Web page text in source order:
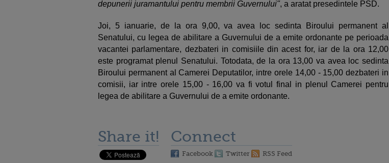
depunerii juramantului pentru membrii Guvernului", a aratat presedintele PSD.
Joi, 5 ianuarie, de la ora 9,00, va avea loc sedinta Biroului permanent al
Senatului, cu legea de abilitare a Guvernului de a emite ordonante pe perioada
vacantei parlamentare, dezbateri in comisiile din acest for, iar de la ora 12,00
este programat plenul Senatului. Totodata, de la ora 13,00 va avea loc sedinta
Biroului permanent al Camerei Deputatilor, intre orele 14,00 - 15,00 dezbateri in
comisii, iar intre orele 15,00 - 16,00 va fi votul final in plenul Camerei pentru
legea de abilitare a Guvernului de a emite ordonante.
Share it! Connect
Facebook Twitter RSS Feed